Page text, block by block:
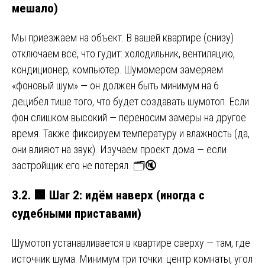
мешало)
Мы приезжаем на объект. В вашей квартире (снизу)
отключаем всё, что гудит: холодильник, вентиляцию,
кондиционер, компьютер. Шумомером замеряем
«фоновый шум» — он должен быть минимум на 6
децибел тише того, что будет создавать шумотоп. Если
фон слишком высокий — переносим замеры на другое
время. Также фиксируем температуру и влажность (да,
они влияют на звук). Изучаем проект дома — если
застройщик его не потерял. 🗂️🔇
3.2.
Шаг 2: идём наверх (иногда с
судебными приставами)
Шумотоп устанавливается в квартире сверху — там, где
источник шума. Минимум три точки: центр комнаты, угол